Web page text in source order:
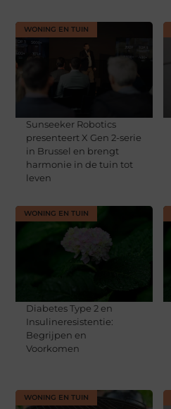
WONING EN TUIN
Sunseeker Robotics
presenteert X Gen 2-serie
in Brussel en brengt
harmonie in de tuin tot
leven
WONING EN TUIN
Diabetes Type 2 en
Insulineresistentie:
Begrijpen en
Voorkomen
WONING EN TUIN